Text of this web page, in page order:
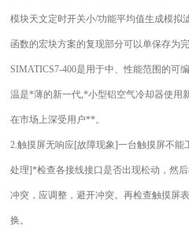
模块天文定时开关小/功能平均值生成模拟
函数的宏块方案的复现部分可以单保存为
SIMATICS7-400是用于中、性能范围的可
温是*薄的新一代,*小型铝空气冷却器使用
在市场上深受用户**。
2.触摸屏无响应[故障现象]一台触摸屏不
处理]*检查各接线接口是否出现松动，然
冲突，应调整，避开冲突。再检查触摸屏
换。